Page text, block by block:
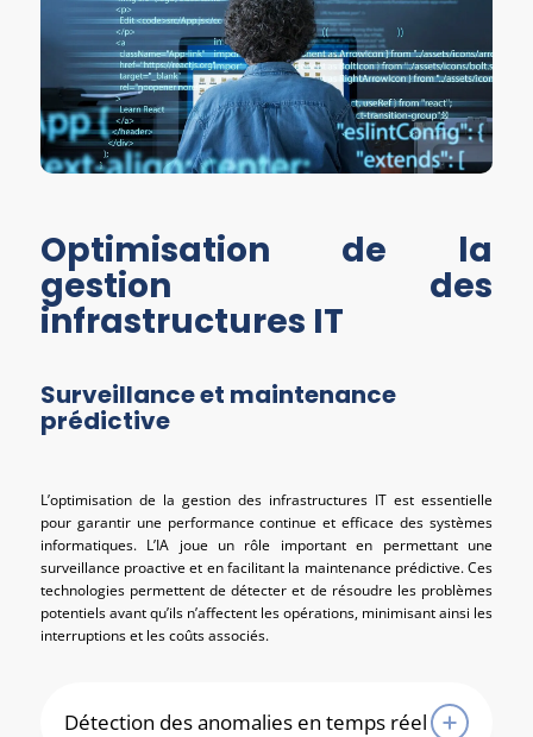
Optimisation de la
gestion des
infrastructures IT
Surveillance et maintenance
prédictive
L’optimisation de la gestion des infrastructures IT est essentielle
pour garantir une performance continue et efficace des systèmes
informatiques. L’IA joue un rôle important en permettant une
surveillance proactive et en facilitant la maintenance prédictive. Ces
technologies permettent de détecter et de résoudre les problèmes
potentiels avant qu’ils n’affectent les opérations, minimisant ainsi les
interruptions et les coûts associés.
Détection des anomalies en temps réel